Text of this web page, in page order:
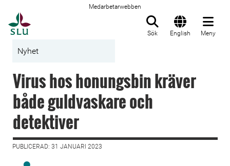
Medarbetarwebben
Sök English Meny
Nyhet
Virus hos honungsbin kräver
både guldvaskare och
detektiver
PUBLICERAD: 31 JANUARI 2023